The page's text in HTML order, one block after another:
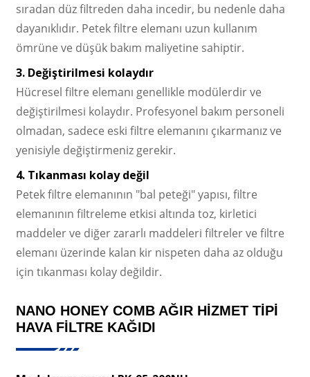
sıradan düz filtreden daha incedir, bu nedenle daha
dayanıklıdır. Petek filtre elemanı uzun kullanım
ömrüne ve düşük bakım maliyetine sahiptir.
3. Değiştirilmesi kolaydır
Hücresel filtre elemanı genellikle modülerdir ve
değiştirilmesi kolaydır. Profesyonel bakım personeli
olmadan, sadece eski filtre elemanını çıkarmanız ve
yenisiyle değiştirmeniz gerekir.
4. Tıkanması kolay değil
Petek filtre elemanının "bal peteği" yapısı, filtre
elemanının filtreleme etkisi altında toz, kirletici
maddeler ve diğer zararlı maddeleri filtreler ve filtre
elemanı üzerinde kalan kir nispeten daha az olduğu
için tıkanması kolay değildir.
NANO HONEY COMB AĞIR HIZMET TIPI
HAVA FILTRE KAĞIDI